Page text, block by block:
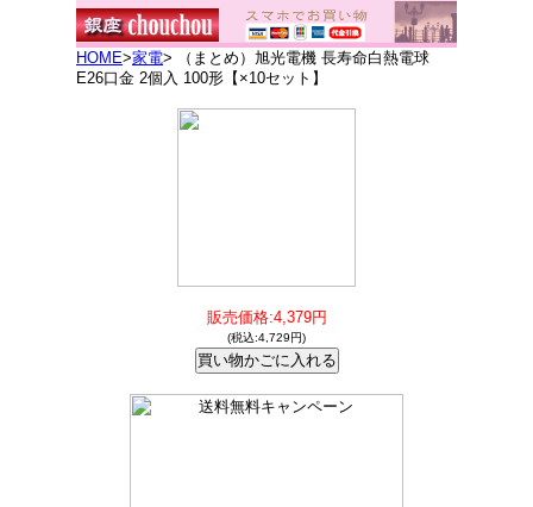
HOME>家電> （まとめ）旭光電機 長寿命白熱電球
E26口金 2個入 100形【×10セット】
販売価格:4,379円
(税込:4,729円)